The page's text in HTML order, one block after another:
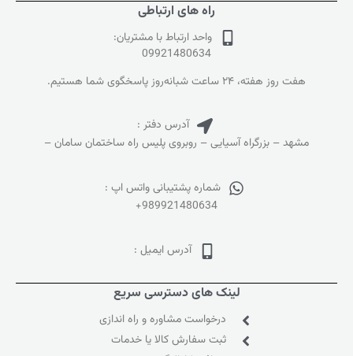
راه های ارتباطی
واحد ارتباط با مشتریان:
09921480634
هفت روز هفته، ۲۴ ساعت شبانه‌روز پاسخگوی شما هستیم.
آدرس دفتر :
مشهد – بزرگراه آسیایی – روبروی پلیس راه ساختمان سامان –
شماره پشتیبانی واتس اپ :
+989921480634
آدرس ایمیل :
لینک های دسترسی سریع
درخواست مشاوره و راه اندازی
ثبت سفارش کالا یا خدمات